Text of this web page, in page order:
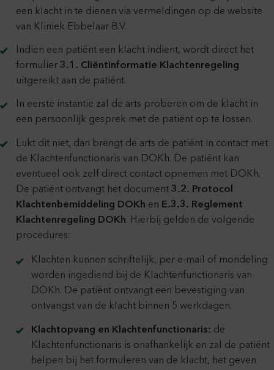
een klacht in te dienen via vermeldingen op de website
van Kliniek Ebbelaar B.V.
Indien een patiënt een klacht indient, wordt direct het
formulier 3.1. Cliëntinformatie Klachtenregeling
uitgereikt aan de patiënt.
In eerste instantie zal de arts proberen om de klacht in
een persoonlijk gesprek met de patiënt op te lossen.
Lukt dit niet, dan brengt de arts de patiënt in contact met
de Klachtenfunctionaris van DOKh. De patiënt kan
eventueel ook zelf direct contact opnemen met DOKh.
De patiënt ontvangt het document 3.2. Protocol
Klachtenbemiddeling DOKh en E.3.3. Reglement
Klachtenregeling DOKh. Hierbij gelden de volgende
procedures:
Klachten kunnen schriftelijk, per e-mail of mondeling
worden ingediend bij de Klachtenfunctionaris van
DOKh. De patiënt ontvangt een bevestiging van
ontvangst van de klacht binnen 5 werkdagen.
Klachtopvang en Klachtenfunctionaris: de
Klachtenfunctionaris is onafhankelijk en zal de patiënt
helpen bij het formuleren van de klacht, het geven